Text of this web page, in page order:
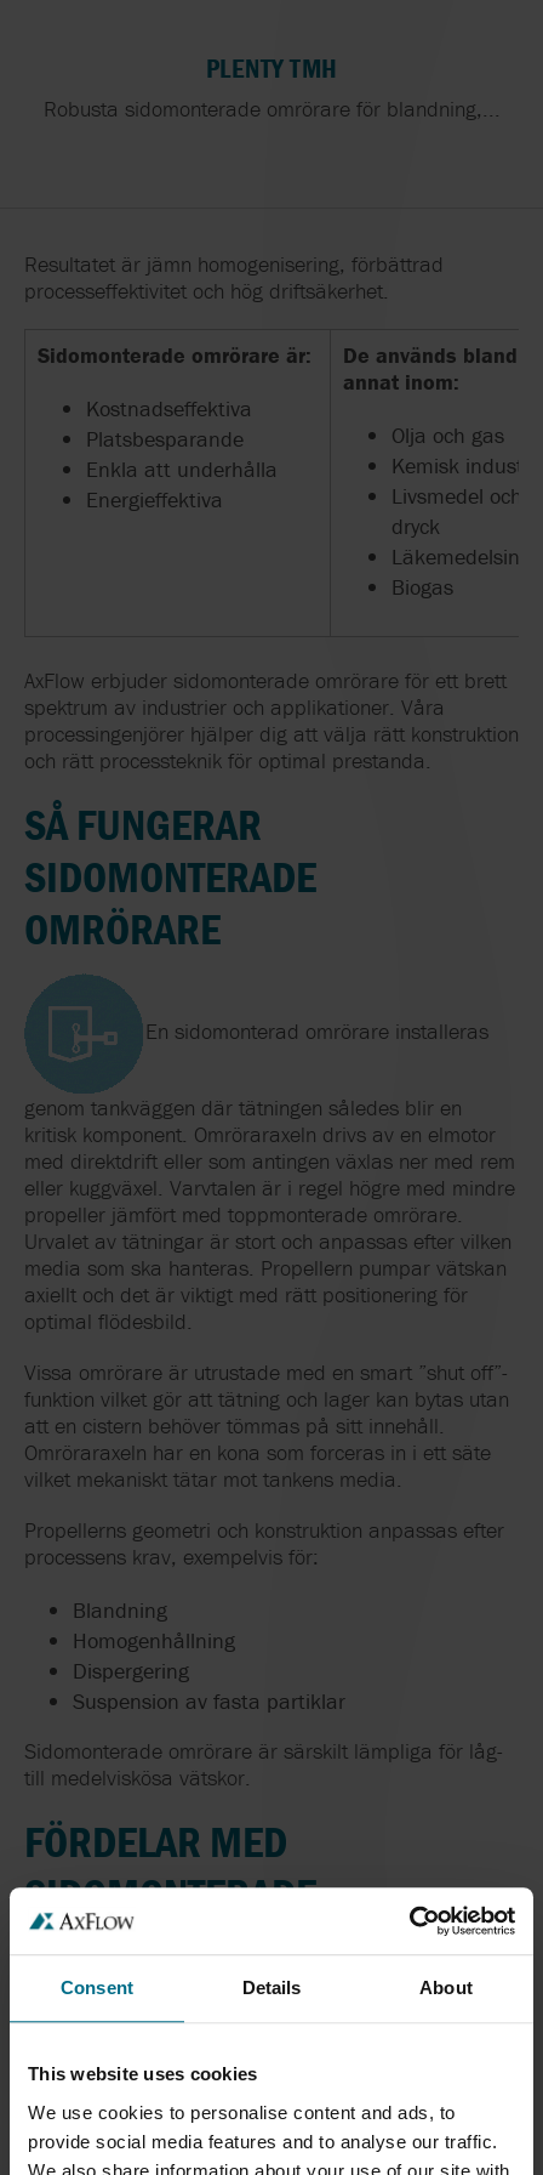
Consent Details About
This website uses cookies
We use cookies to personalise content and ads, to
provide social media features and to analyse our traffic.
We also share information about your use of our site with
PLENTY TMH
Robusta sidomonterade omrörare för blandning,...
Resultatet är jämn homogenisering, förbättrad
processeffektivitet och hög driftsäkerhet.
Sidomonterade omrörare är:
Kostnadseffektiva
Platsbesparande
Enkla att underhålla
Energieffektiva
De används bland
annat inom:
Olja och gas
Kemisk industri
Livsmedel och
dryck
Biogas
AxFlow erbjuder sidomonterade omrörare för ett brett
spektrum av industrier och applikationer. Våra
processingenjörer hjälper dig att välja rätt konstruktion
och rätt processteknik för optimal prestanda.
SÅ FUNGERAR
SIDOMONTERADE
OMRÖRARE
En sidomonterad omrörare installeras
genom tankväggen där tätningen således blir en
kritisk komponent. Omröraraxeln drivs av en elmotor
med direktdrift eller som antingen växlas ner med rem
eller kuggväxel. Varvtalen är i regel högre med mindre
propeller jämfört med toppmonterade omrörare.
Urvalet av tätningar är stort och anpassas efter vilken
media som ska hanteras. Propellern pumpar vätskan
axiellt och det är viktigt med rätt positionering för
optimal flödesbild.
Vissa omrörare är utrustade med en smart ”shut off”-
funktion vilket gör att tätning och lager kan bytas utan
att en cistern behöver tömmas på sitt innehåll.
Omröraraxeln har en kona som forceras in i ett säte
vilket mekaniskt tätar mot tankens media.
Propellerns geometri och konstruktion anpassas efter
processens krav, exempelvis för:
Blandning
Homogenhållning
Dispergering
Suspension av fasta partiklar
Sidomonterade omrörare är särskilt lämpliga för låg-
till medelviskösa vätskor.
FÖRDELAR MED
SIDOMONTERADE
OMRÖRARE
Sidomonterade omrörare erbjuder flera tekniska och
ekonomiska fördelar:
Effektiv blandning
Säker homogenisering av stora vätskevolymer
ger stabil produktkvalitet och kortare